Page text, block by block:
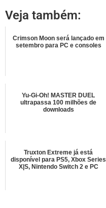
Veja também:
Crimson Moon será lançado em
setembro para PC e consoles
Yu-Gi-Oh! MASTER DUEL
ultrapassa 100 milhões de
downloads
Truxton Extreme já está
disponível para PS5, Xbox Series
X|S, Nintendo Switch 2 e PC